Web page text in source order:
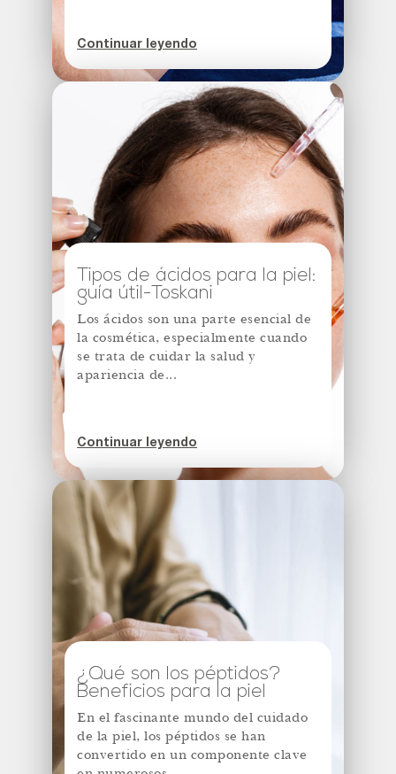
Continuar leyendo
Tipos de ácidos para la piel:
guía útil-Toskani
Los ácidos son una parte esencial de
la cosmética, especialmente cuando
se trata de cuidar la salud y
apariencia de...
Continuar leyendo
¿Qué son los péptidos?
Beneficios para la piel
En el fascinante mundo del cuidado
de la piel, los péptidos se han
convertido en un componente clave